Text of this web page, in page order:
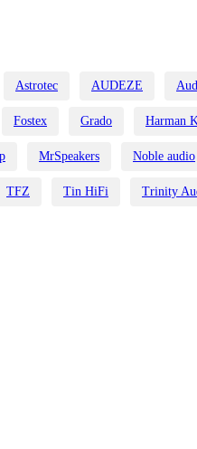
Astrotec AUDEZE
Fostex Grado Harman
MrSpeakers Noble audio
TFZ Tin HiFi Trinity